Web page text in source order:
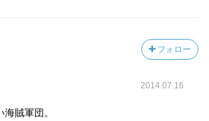
フォロー
2014.07.16
賊軍団。